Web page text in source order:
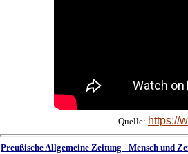
Quelle: https://
Preußische Allgemeine Zeitung - Mensch und